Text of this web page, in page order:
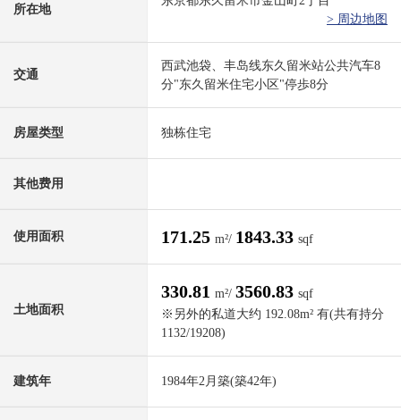
所在地
> 周边地图
交通
西武池袋、丰岛线东久留米站公共汽车8
分"东久留米住宅小区"停歩8分
房屋类型 独栋住宅
其他费用
使用面积 171.25 m²/ 1843.33 sqf
土地面积
330.81 m²/ 3560.83 sqf
※另外的私道大约 192.08m² 有(共有持分
1132/19208)
建筑年 1984年2月築(築42年)